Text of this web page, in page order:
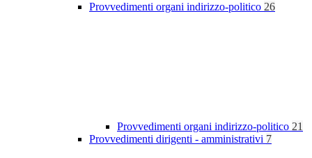
Provvedimenti organi indirizzo-politico 26
Provvedimenti organi indirizzo-politico 21
Provvedimenti dirigenti - amministrativi 7